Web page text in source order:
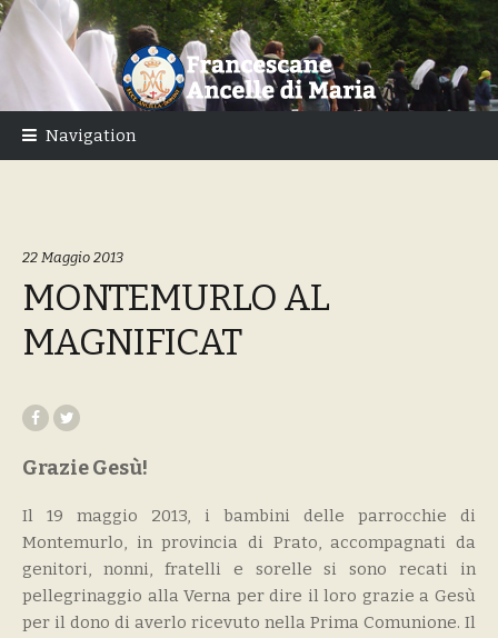
navigation
content
Navigation
22 Maggio 2013
MONTEMURLO AL
MAGNIFICAT
Grazie Gesù!
Il 19 maggio 2013, i bambini delle parrocchie di
Montemurlo, in provincia di Prato, accompagnati da
genitori, nonni, fratelli e sorelle si sono recati in
pellegrinaggio alla Verna per dire il loro grazie a Gesù
per il dono di averlo ricevuto nella Prima Comunione. Il